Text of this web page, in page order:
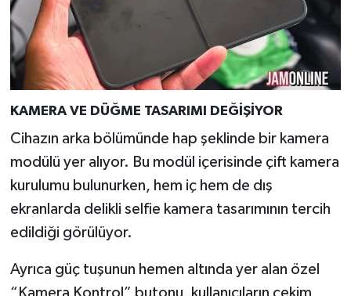
KAMERA VE DÜĞME TASARIMI DEĞİŞİYOR
Cihazın arka bölümünde hap şeklinde bir kamera
modülü yer alıyor. Bu modül içerisinde çift kamera
kurulumu bulunurken, hem iç hem de dış
ekranlarda delikli selfie kamera tasarımının tercih
edildiği görülüyor.
Ayrıca güç tuşunun hemen altında yer alan özel
“Kamera Kontrol” butonu, kullanıcıların çekim